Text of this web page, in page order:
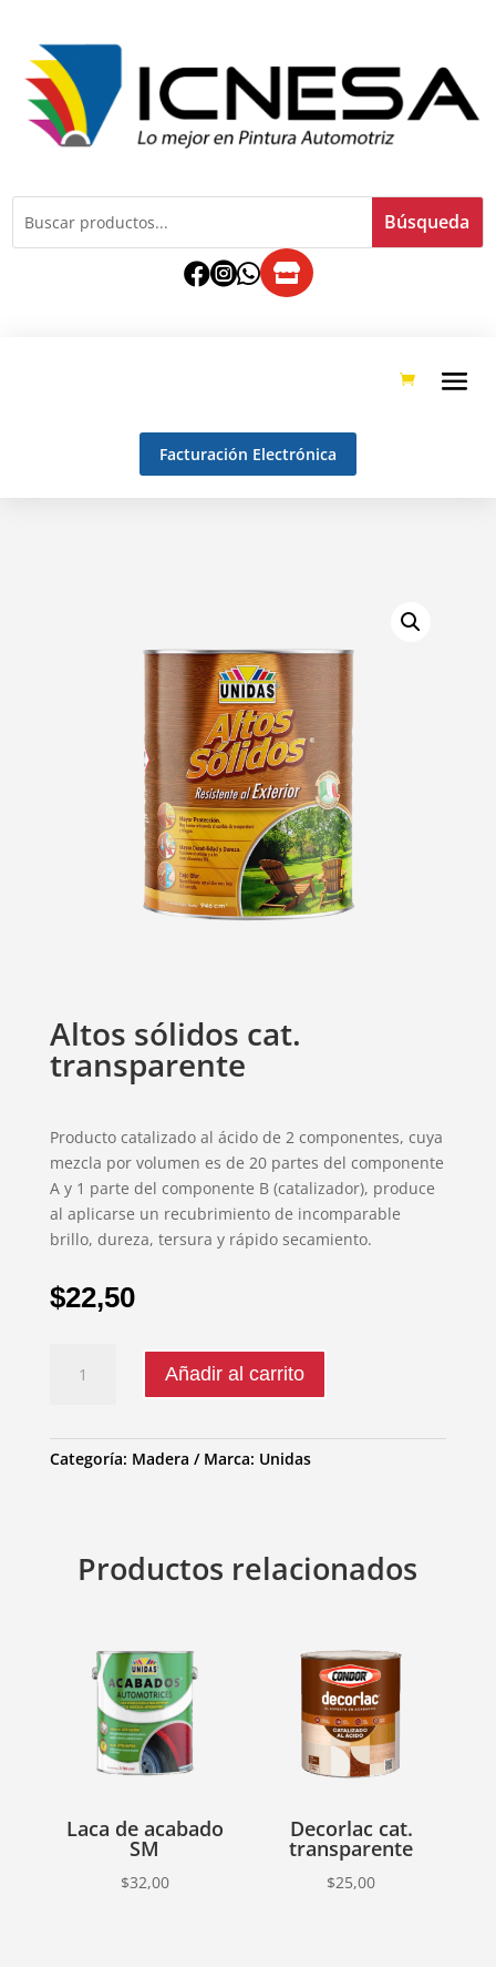
 
Facturación Electrónica
Altos sólidos cat.
transparente
Producto catalizado al ácido de 2 componentes, cuya
mezcla por volumen es de 20 partes del componente
A y 1 parte del componente B (catalizador), produce
al aplicarse un recubrimiento de incomparable
brillo, dureza, tersura y rápido secamiento.
$22,50
sólidos
cantidad
Añadir al carrito
Categoría: Madera Marca: Unidas
Productos relacionados
Laca de acabado
SM
$32,00
Decorlac cat.
transparente
$25,00